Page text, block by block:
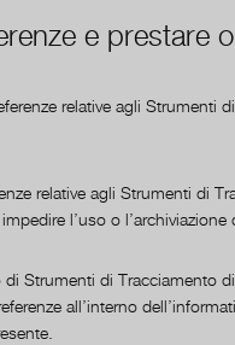
e prestare
relative agli Strumenti
relative agli Strumenti di
l’uso o l’archiviazione
Strumenti di Tracciamento
all’interno